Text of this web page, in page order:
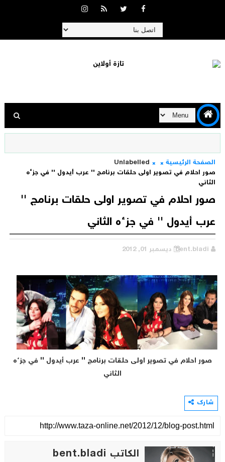
الصفحة الرئيسية
Unlabelled
صور احلام في تصوير اولى حلقات برنامج '' عرب أيدول '' في جزءه
الثاني
صور احلام في تصوير اولى حلقات برنامج ''
عرب أيدول '' في جزءه الثاني
bent.bladi ديسمبر 01, 2012
صور احلام في تصوير اولى حلقات برنامج '' عرب أيدول '' في جزءه
الثاني
شارك
الكاتب bent.bladi